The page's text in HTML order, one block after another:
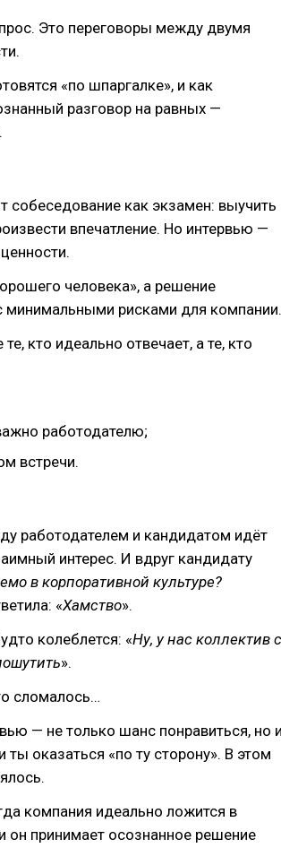
Это переговоры между двумя
«по шпаргалке», и как
разговор на равных —
собеседование как экзамен: выучить
впечатление. Но интервью —
человека», а решение
минимальными рисками для компании.
кто идеально отвечает, а те, кто
работодателю;
встречи.
работодателем и кандидатом идёт
интерес. И вдруг кандидату
в корпоративной культуре?
«Хамство».
колеблется: «Ну, у нас коллектив с
».
сломалось…
— не только шанс понравиться, но
оказаться «по ту сторону». В этом
компания идеально ложится в
он принимает осознанное решение